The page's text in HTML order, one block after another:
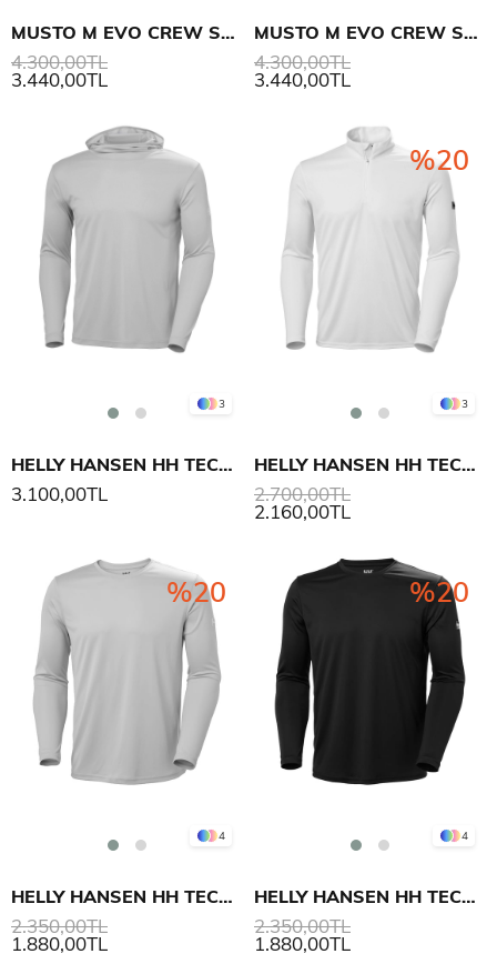
MUSTO M EVO CREW SUNBLOCK LS T-SHIRT
3.440,00TL
4.300,00TL
MUSTO M EVO CREW SUNBLOCK LS T-SHIRT
3.440,00TL
4.300,00TL
3
HELLY HANSEN HH TECH UV KAPÜŞONLU SWEATSHIRT
3.100,00TL
3
HELLY HANSEN HH TECH 1/2 ZIP 2.0 UV ÜST
2.160,00TL
2.700,00TL
%20
4
HELLY HANSEN HH TECH CREW LS 2.0 UV ÜST
1.880,00TL
2.350,00TL
%20
4
HELLY HANSEN HH TECH CREW LS 2.0 UV ÜST
1.880,00TL
2.350,00TL
%20